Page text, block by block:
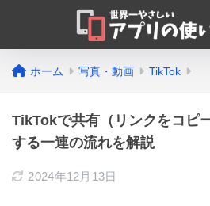
ホーム 写真・動画 TikTok
TikTokで共有（リンクをコピ
する一連の流れを解説
2024年12月13日